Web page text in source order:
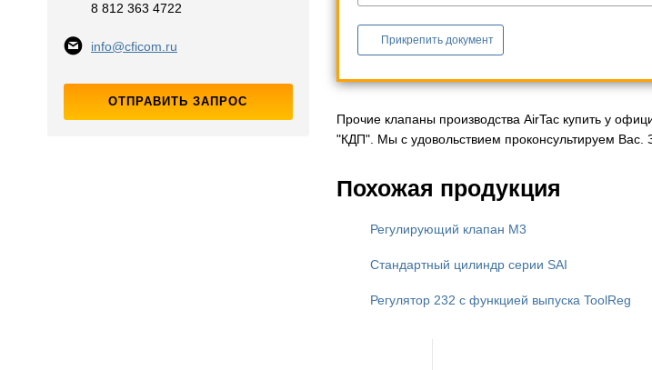
8 812 363 4722
info@cficom.ru
ОТПРАВИТЬ ЗАПРОС
Прикрепить документ
Прочие клапаны производства AirTac купить у
"КДП". Мы с удовольствием проконсультируем
Похожая продукция
Регулирующий клапан M3
Стандартный цилиндр серии SAI
Регулятор 232 с функцией выпуска ToolReg